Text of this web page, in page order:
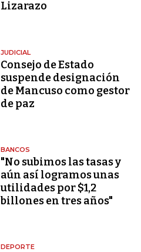
Lizarazo
JUDICIAL
Consejo de Estado
suspende designación
de Mancuso como gestor
de paz
BANCOS
"No subimos las tasas y
aún así logramos unas
utilidades por $1,2
billones en tres años"
DEPORTE